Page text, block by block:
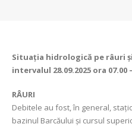
Situația hidrologică pe râuri
intervalul 28.09.2025 ora 07.00
RÂURI
Debitele au fost, în general,
bazinul Barcăului și cursul